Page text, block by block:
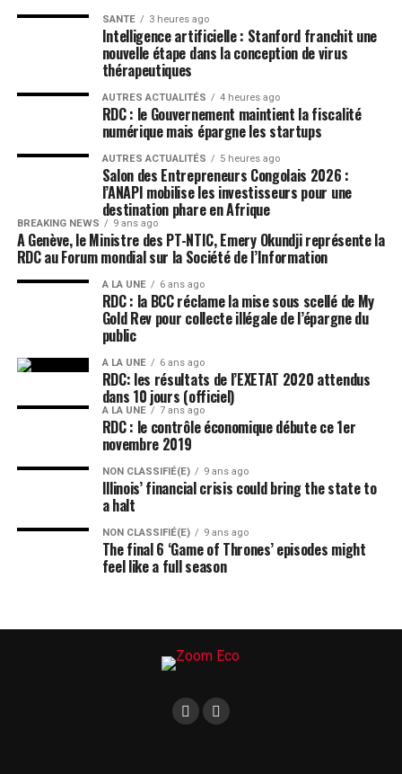
SANTE 3 heures ago
Intelligence artificielle : Stanford franchit une
nouvelle étape dans la conception de virus
thérapeutiques
AUTRES ACTUALITÉS 4 heures ago
RDC : le Gouvernement maintient la fiscalité
numérique mais épargne les startups
AUTRES ACTUALITÉS 5 heures ago
Salon des Entrepreneurs Congolais 2026 :
l’ANAPI mobilise les investisseurs pour une
destination phare en Afrique
BREAKING NEWS 9 ans ago
A Genève, le Ministre des PT-NTIC, Emery Okundji représente la
RDC au Forum mondial sur la Société de l’Information
A LA UNE 6 ans ago
RDC : la BCC réclame la mise sous scellé de My
Gold Rev pour collecte illégale de l’épargne du
public
A LA UNE 6 ans ago
RDC: les résultats de l’EXETAT 2020 attendus
dans 10 jours (officiel)
A LA UNE 7 ans ago
RDC : le contrôle économique débute ce 1er
novembre 2019
NON CLASSIFIÉ(E) 9 ans ago
Illinois’ financial crisis could bring the state to
a halt
NON CLASSIFIÉ(E) 9 ans ago
The final 6 ‘Game of Thrones’ episodes might
feel like a full season